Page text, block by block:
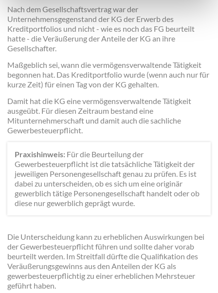
Nach dem Gesellschaftsvertrag war der
Unternehmensgegenstand der KG der Erwerb des
Kreditportfolios und nicht - wie es noch das FG beurteilt
hatte - die Veräußerung der Anteile der KG an ihre
Gesellschafter.
Maßgeblich sei, wann die vermögensverwaltende Tätigkeit
begonnen hat. Das Kreditportfolio wurde (wenn auch nur für
kurze Zeit) für einen Tag von der KG gehalten.
Damit hat die KG eine vermögensverwaltende Tätigkeit
ausgeübt. Für diesen Zeitraum bestand eine
Mitunternehmerschaft und damit auch die sachliche
Gewerbesteuerpflicht.
Praxishinweis: Für die Beurteilung der
Gewerbesteuerpflicht ist die tatsächliche Tätigkeit der
jeweiligen Personengesellschaft genau zu prüfen. Es ist
dabei zu unterscheiden, ob es sich um eine originär
gewerblich tätige Personengesellschaft handelt oder ob
diese nur gewerblich geprägt wurde.
Die Unterscheidung kann zu erheblichen Auswirkungen bei
der Gewerbesteuerpflicht führen und sollte daher vorab
beurteilt werden. Im Streitfall dürfte die Qualifikation des
Veräußerungsgewinns aus den Anteilen der KG als
gewerbesteuerpflichtig zu einer erheblichen Mehrsteuer
geführt haben.